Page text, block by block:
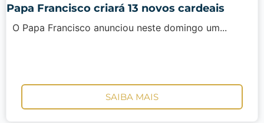
Papa Francisco criará 13 novos cardeais
O Papa Francisco anunciou neste domingo um...
SAIBA MAIS